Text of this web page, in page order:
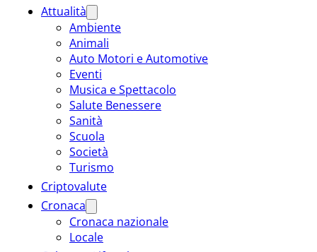
Attualità
Ambiente
Animali
Auto Motori e Automotive
Eventi
Musica e Spettacolo
Salute Benessere
Sanità
Scuola
Società
Turismo
Criptovalute
Cronaca
Cronaca nazionale
Locale